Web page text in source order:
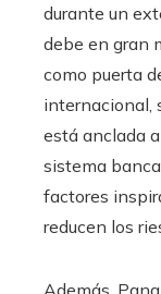
durante un
debe en gran
como puerta
internacional,
está anclada
sistema
factores
reducen los
Además,